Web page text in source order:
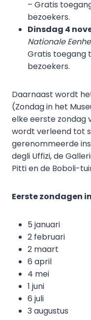
– Gratis
bezoekers.
Dinsdag 4
Nationale
Gratis toegang
bezoekers.
Daarnaast wordt
(Zondag in het
elke eerste zondag
wordt verleend tot
gerenommeerde
degli Uffizi, de
Pitti en de Boboli-
Eerste zondagen
5 januari
2 februari
2 maart
6 april
4 mei
1 juni
6 juli
3 augustus